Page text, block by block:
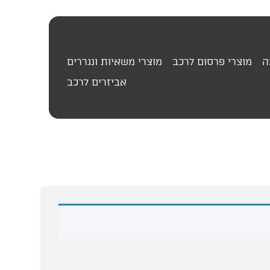
מוצרי פרסום לרכב
מוצרי משאיות ונגררים
אביזרים לרכב